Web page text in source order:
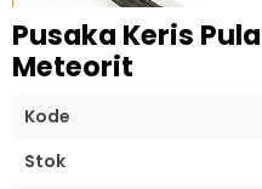
Pusaka Keris
Meteorit
Kode
Stok